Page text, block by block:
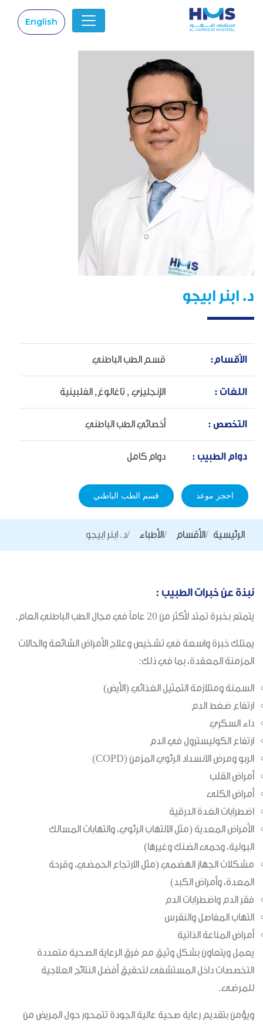
English
د. ابنر ابيجو
الأقسام: قسم الطب الباطني
اللغات : الإنجليزي , تاغالوغ, الفلبينية
التخصص : أخصائي الطب الباطني
دوام الطبيب : دوام كامل
احجز موعد قسم الطب الباطني
الرئيسية الأقسام الأطباء د. ابنر ابيجو
نبذة عن خبرات الطبيب :
يتمتع بخبرة تمتد لأكثر من 20 عاماً في مجال الطب الباطني العام.
يمتلك خبرة واسعة في تشخيص وعلاج الأمراض الشائعة والحالات
المزمنة المعقدة، بما في ذلك:
السمنة ومتلازمة التمثيل الغذائي (الأيض)
ارتفاع ضغط الدم
داء السكري
ارتفاع الكوليسترول في الدم
الربو ومرض الانسداد الرئوي المزمن (COPD)
أمراض القلب
أمراض الكلى
اضطرابات الغدة الدرقية
الأمراض المعدية (مثل الالتهاب الرئوي، والتهابات المسالك
البولية، وحمى الضنك وغيرها)
مشكلات الجهاز الهضمي (مثل الارتجاع الحمضي، وقرحة
المعدة، وأمراض الكبد)
فقر الدم واضطرابات الدم
التهاب المفاصل والنقرس
أمراض المناعة الذاتية
يعمل ويتعاون بشكل وثيق مع فرق الرعاية الصحية متعددة
التخصصات داخل المستشفى لتحقيق أفضل النتائج العلاجية
للمرضى.
ويؤمن بتقديم رعاية صحية عالية الجودة تتمحور حول المريض من